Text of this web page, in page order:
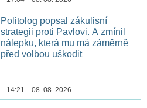
Politolog popsal zákulisní
strategii proti Pavlovi. A zmínil
nálepku, která mu má záměrně
před volbou uškodit
14:21 08. 08. 2026